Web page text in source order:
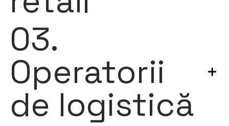
03.
Operatorii
de logistică